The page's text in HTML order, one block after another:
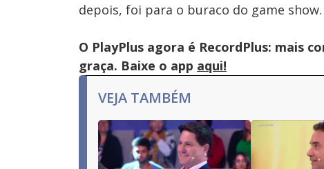
depois, foi para o buraco do game show.
O PlayPlus agora é RecordPlus: mais
graça. Baixe o app aqui!
VEJA TAMBÉM